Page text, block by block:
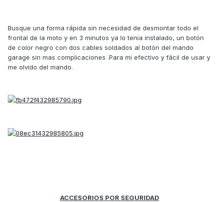
Busque una forma rápida sin necesidad de desmontar todo el
frontal de la moto y en 3 minutos ya lo tenia instalado, un botón
de color negro con dos cables soldados al botón del mando
garage sin mas complicaciones .Para mi efectivo y fácil de usar y
me olvido del mando.
ACCESORIOS POR SEGURIDAD